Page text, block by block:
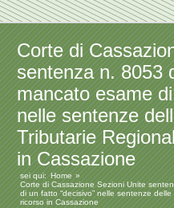
Corte di
sentenza n. 8053
mancato esame
nelle sentenze
Tributarie
in Cassazione
sei qui: Home
Corte di Cassazione Sezioni Unite
di un fatto “decisivo” nelle sentenze
ricorso in Cassazione